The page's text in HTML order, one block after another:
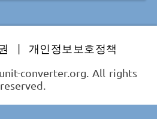
|
개인정보보호정책
converter.org. All rights
reserved.